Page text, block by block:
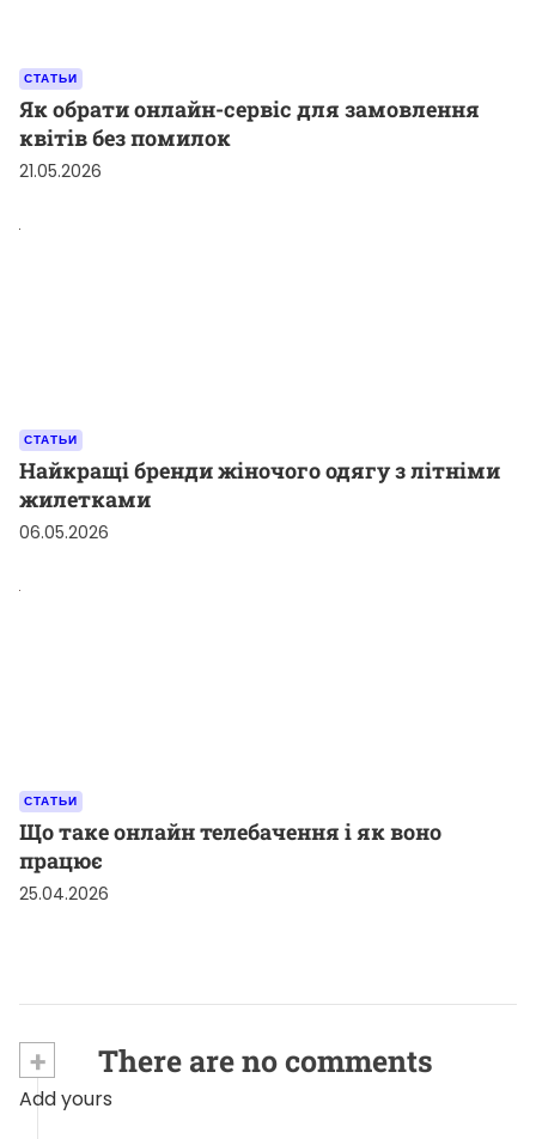
СТАТЬИ
Як обрати онлайн-сервіс для замовлення
квітів без помилок
21.05.2026
СТАТЬИ
Найкращі бренди жіночого одягу з літніми
жилетками
06.05.2026
СТАТЬИ
Що таке онлайн телебачення і як воно
працює
25.04.2026
+ There are no comments
Add yours